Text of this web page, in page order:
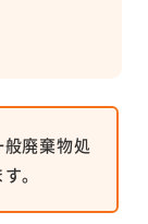
廃棄物処
。